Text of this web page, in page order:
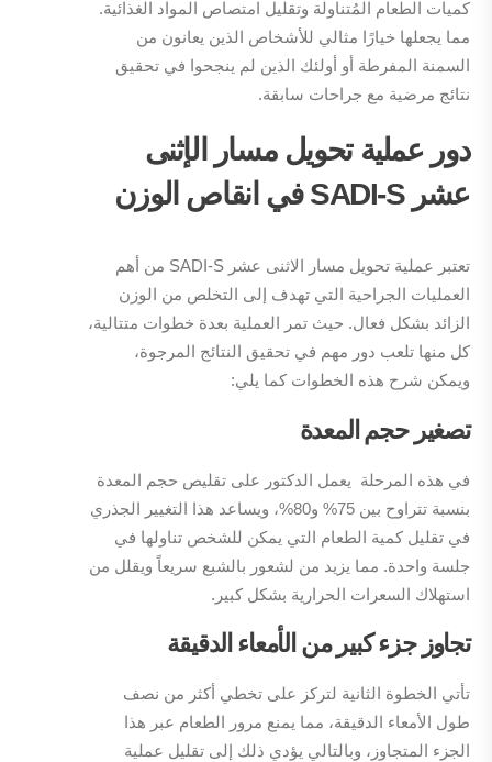
كميات الطعام المُتناولة وتقليل امتصاص المواد الغذائية.
مما يجعلها خيارًا مثالي للأشخاص الذين يعانون من
السمنة المفرطة أو أولئك الذين لم ينجحوا في تحقيق
نتائج مرضية مع جراحات سابقة.
دور عملية تحويل مسار الإثنى
عشرSADI-Sفي انقاص الوزن
تعتبر عملية تحويل مسار الاثنى عشر SADI-S من أهم
العمليات الجراحية التي تهدف إلى التخلص من الوزن
الزائد بشكل فعال. حيث تمر العملية بعدة خطوات متتالية،
كل منها تلعب دور مهم في تحقيق النتائج المرجوة،
ويمكن شرح هذه الخطوات كما يلي:
تصغير حجم المعدة
في هذه المرحلة يعمل الدكتور على تقليص حجم المعدة
بنسبة تتراوح بين 75% و80%، ويساعد هذا التغيير الجذري
في تقليل كمية الطعام التي يمكن للشخص تناولها في
جلسة واحدة. مما يزيد من لشعور بالشبع سريعاً ويقلل من
استهلاك السعرات الحرارية بشكل كبير.
تجاوز جزء كبير من الأمعاء الدقيقة
تأتي الخطوة الثانية لتركز على تخطي أكثر من نصف
طول الأمعاء الدقيقة، مما يمنع مرور الطعام عبر هذا
الجزء المتجاوز، وبالتالي يؤدي ذلك إلى تقليل عملية